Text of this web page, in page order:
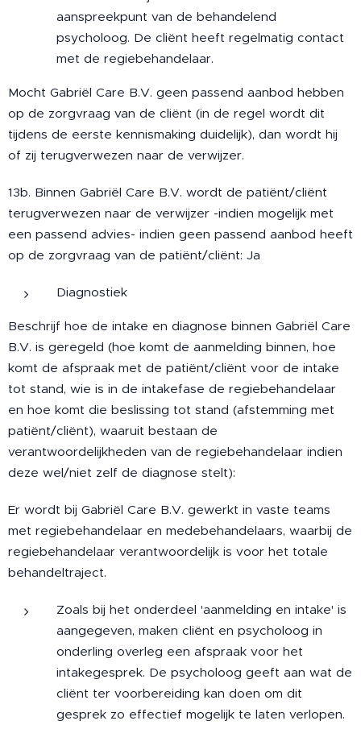
aanspreekpunt van de behandelend
psycholoog. De cliënt heeft regelmatig contact
met de regiebehandelaar.
Mocht Gabriël Care B.V. geen passend aanbod hebben
op de zorgvraag van de cliënt (in de regel wordt dit
tijdens de eerste kennismaking duidelijk), dan wordt hij
of zij terugverwezen naar de verwijzer.
13b. Binnen Gabriël Care B.V. wordt de patiënt/cliënt
terugverwezen naar de verwijzer -indien mogelijk met
een passend advies- indien geen passend aanbod heeft
op de zorgvraag van de patiënt/cliënt: Ja
Diagnostiek
Beschrijf hoe de intake en diagnose binnen Gabriël Care
B.V. is geregeld (hoe komt de aanmelding binnen, hoe
komt de afspraak met de patiënt/cliënt voor de intake
tot stand, wie is in de intakefase de regiebehandelaar
en hoe komt die beslissing tot stand (afstemming met
patiënt/cliënt), waaruit bestaan de
verantwoordelijkheden van de regiebehandelaar indien
deze wel/niet zelf de diagnose stelt):
Er wordt bij Gabriël Care B.V. gewerkt in vaste teams
met regiebehandelaar en medebehandelaars, waarbij de
regiebehandelaar verantwoordelijk is voor het totale
behandeltraject.
Zoals bij het onderdeel 'aanmelding en intake' is
aangegeven, maken cliënt en psycholoog in
onderling overleg een afspraak voor het
intakegesprek. De psycholoog geeft aan wat de
cliënt ter voorbereiding kan doen om dit
gesprek zo effectief mogelijk te laten verlopen.